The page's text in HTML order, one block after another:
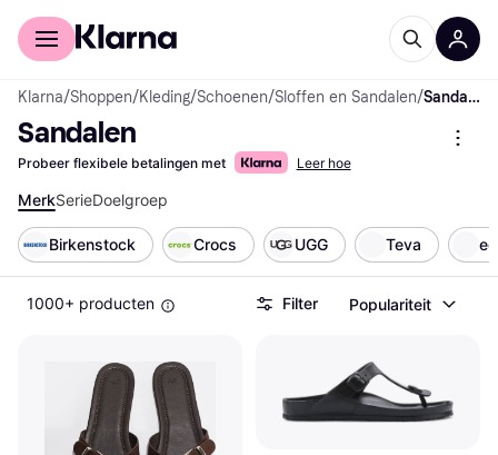
Voor shoppers
Klarna/Shoppen/Kleding/Schoenen/Sloffen en Sandalen/ Sandalen
Sandalen
Probeer flexibele betalingen met Leer hoe
MerkSerieDoelgroep
Birkenstock Crocs UGG Teva
1000+ producten Filter Populariteit